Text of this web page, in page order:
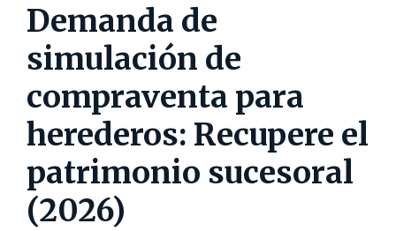
Demanda de
simulación de
compraventa para
herederos: Recupere el
patrimonio sucesoral
(2026)